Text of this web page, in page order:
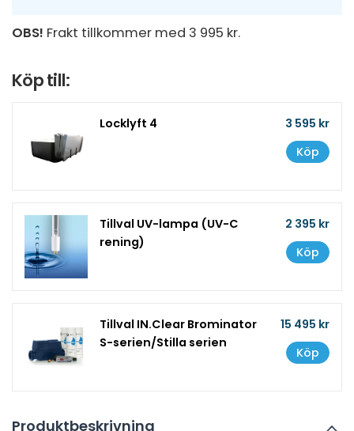
OBS! Frakt tillkommer med 3 995 kr.
Köp till:
3 595 kr
Köp
Locklyft 4
2 395 kr
Köp
Tillval UV-lampa (UV-C
rening)
15 495 kr
Köp
Tillval IN.Clear Brominator
S-serien/Stilla serien
Produktbeskrivning